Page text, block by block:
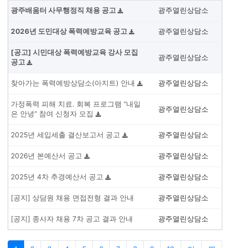
광주배움터 사무행정직 채용 공고 광주열린상담소
2026년 도민대상 폭력예방교육 공고 광주열린상담소
[공고] 시민대상 폭력예방교육 강사 모집
공고
광주열린상담소
찾아가는 폭력예방상담소(아지트) 안내 광주열린상담소
가정폭력 피해 치료. 회복 프로그램 “내일
은 안녕” 참여 신청자 모집
광주열린상담소
2025년 세입세출 결산보고서 공고 광주열린상담소
2026년 본예산서 공고 광주열린상담소
2025년 4차 추경예산서 공고 광주열린상담소
[공지] 상담원 채용 면접전형 결과 안내 광주열린상담소
[공지] 종사자 채용 7차 공고 결과 안내 광주열린상담소